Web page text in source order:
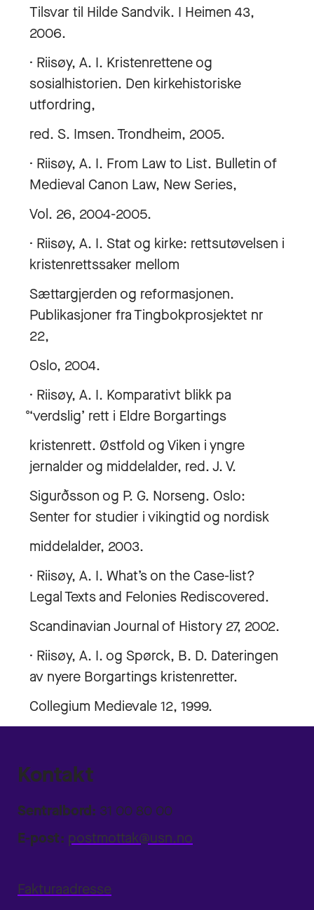
Tilsvar til Hilde Sandvik. I Heimen 43,
2006.
· Riisøy, A. I. Kristenrettene og
sosialhistorien. Den kirkehistoriske
utfordring,
red. S. Imsen. Trondheim, 2005.
· Riisøy, A. I. From Law to List. Bulletin of
Medieval Canon Law, New Series,
Vol. 26, 2004-2005.
· Riisøy, A. I. Stat og kirke: rettsutøvelsen i
kristenrettssaker mellom
Sættargjerden og reformasjonen.
Publikasjoner fra Tingbokprosjektet nr
22,
Oslo, 2004.
· Riisøy, A. I. Komparativt blikk pa
̊‘verdslig’ rett i Eldre Borgartings
kristenrett. Østfold og Viken i yngre
jernalder og middelalder, red. J. V.
Sigurðsson og P. G. Norseng. Oslo:
Senter for studier i vikingtid og nordisk
middelalder, 2003.
· Riisøy, A. I. What’s on the Case-list?
Legal Texts and Felonies Rediscovered.
Scandinavian Journal of History 27, 2002.
· Riisøy, A. I. og Spørck, B. D. Dateringen
av nyere Borgartings kristenretter.
Collegium Medievale 12, 1999.
Kontakt
Sentralbord: 31 00 80 00
E-post: postmottak@usn.no
Fakturaadresse